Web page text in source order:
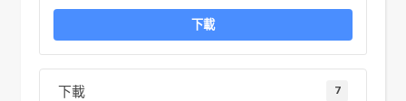
下載
下載 7